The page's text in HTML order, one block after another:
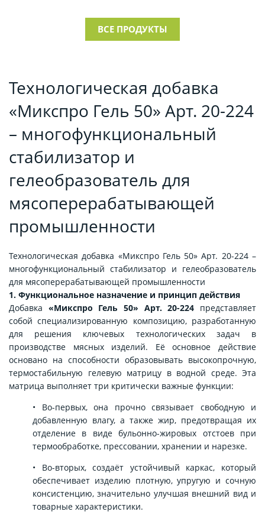
ВСЕ ПРОДУКТЫ
Технологическая добавка
«Микспро Гель 50» Арт. 20-224
– многофункциональный
стабилизатор и
гелеобразователь для
мясоперерабатывающей
промышленности
Технологическая добавка «Микспро Гель 50» Арт. 20-224 –
многофункциональный стабилизатор и гелеобразователь
для мясоперерабатывающей промышленности
1. Функциональное назначение и принцип действия
Добавка «Микспро Гель 50» Арт. 20-224 представляет
собой специализированную композицию, разработанную
для решения ключевых технологических задач в
производстве мясных изделий. Её основное действие
основано на способности образовывать высокопрочную,
термостабильную гелевую матрицу в водной среде. Эта
матрица выполняет три критически важные функции:
• Во-первых, она прочно связывает свободную и
добавленную влагу, а также жир, предотвращая их
отделение в виде бульонно-жировых отстоев при
термообработке, прессовании, хранении и нарезке.
• Во-вторых, создаёт устойчивый каркас, который
обеспечивает изделию плотную, упругую и сочную
консистенцию, значительно улучшая внешний вид и
товарные характеристики.